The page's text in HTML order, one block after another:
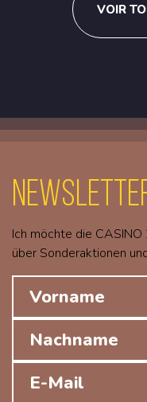
VOIR
Ich möchte die
über Sonderaktionen